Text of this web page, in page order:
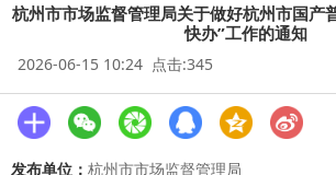
杭州市市场监督管理局关于做好杭州市国产
快办”工作的通知
2026-06-15 10:24 点击:345
发布单位： 杭州市市场监督管理局